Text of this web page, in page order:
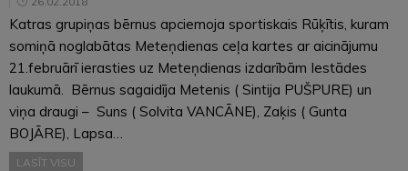
Katras grupiņas bērnus apciemoja sportiskais Rūķītis, kuram
somiņā noglabātas Meteņdienas ceļa kartes ar aicinājumu
21.februārī ierasties uz Meteņdienas izdarībām Iestādes
laukumā. Bērnus sagaidīja Metenis ( Sintija PUŠPURE) un
viņa draugi – Suns ( Solvita VANCĀNE), Zaķis ( Gunta
BOJĀRE), Lapsa…
LASĪT VISU